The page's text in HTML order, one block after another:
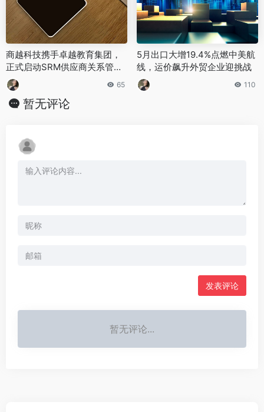
商越科技携手卓越教育集团，
正式启动SRM供应商关系管理
系统项目
65
5月出口大增19.4%点燃中美航
线，运价飙升外贸企业迎挑战
110
暂无评论
发表评论
暂无评论...